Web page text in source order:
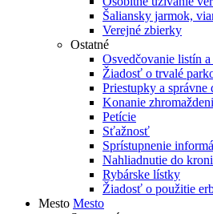
Šaliansky jarmok,
Verejné zbierky
Ostatné
Osvedčovanie listín
Žiadosť o trvalé
Priestupky a správne
Konanie
Petície
Sťažnosť
Sprístupnenie
Nahliadnutie do
Rybárske lístky
Žiadosť o použitie
Mesto Mesto